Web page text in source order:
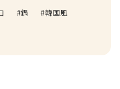
鍋
韓国風